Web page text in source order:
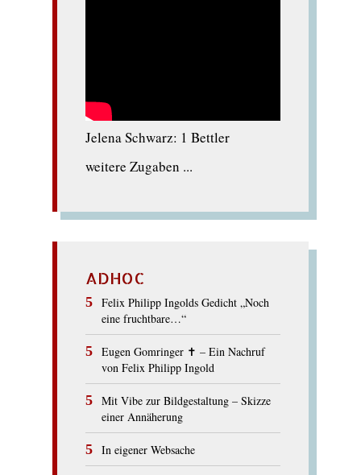
Jelena Schwarz: 1 Bettler
weitere Zugaben ...
ADHOC
Felix Philipp Ingolds Gedicht „Noch
eine fruchtbare…“
Eugen Gomringer ✝︎ – Ein Nachruf
von Felix Philipp Ingold
Mit Vibe zur Bildgestaltung – Skizze
einer Annäherung
In eigener Websache